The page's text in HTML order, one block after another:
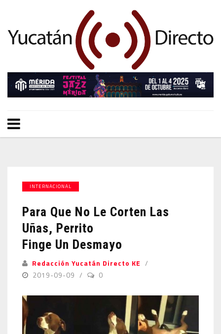
INTERNACIONAL
Para Que No Le Corten Las
Uñas, Perrito
Finge Un Desmayo
Redacción Yucatán Directo KE
2019-09-09
0